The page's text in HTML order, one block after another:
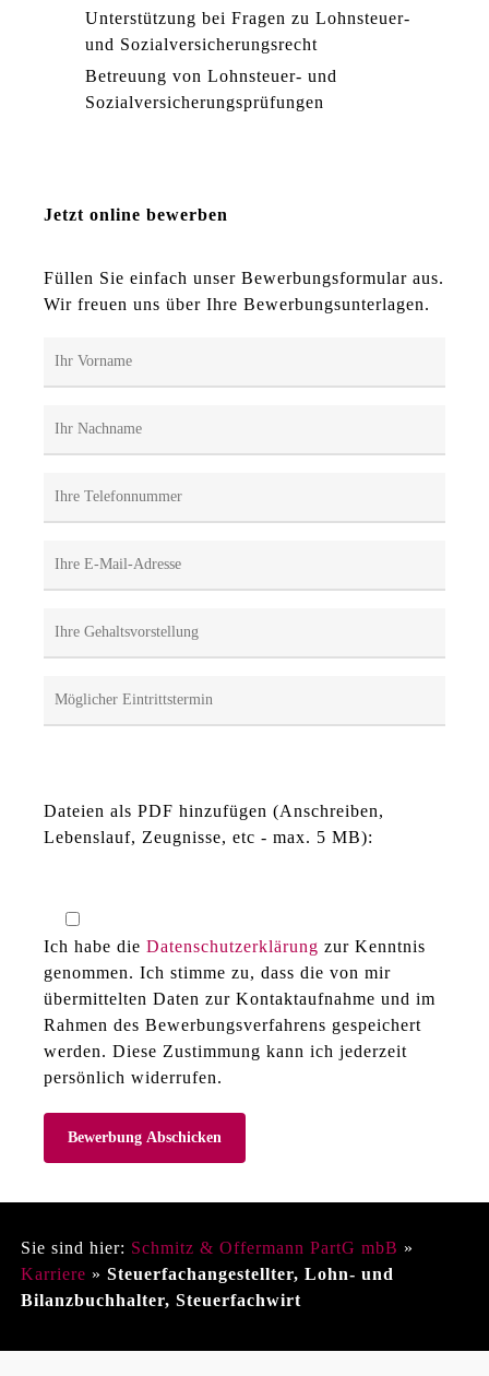
Unterstützung bei Fragen zu Lohnsteuer-
und Sozialversicherungsrecht
Betreuung von Lohnsteuer- und
Sozialversicherungsprüfungen
Jetzt online bewerben
Füllen Sie einfach unser Bewerbungsformular aus.
Wir freuen uns über Ihre Bewerbungsunterlagen.
Dateien als PDF hinzufügen (Anschreiben,
Lebenslauf, Zeugnisse, etc - max. 5 MB):
Ich habe dieDatenschutzerklärung zur Kenntnis
genommen. Ich stimme zu, dass die von mir
übermittelten Daten zur Kontaktaufnahme und im
Rahmen des Bewerbungsverfahrens gespeichert
werden. Diese Zustimmung kann ich jederzeit
persönlich widerrufen.
Sie sind hier: Schmitz & Offermann PartG mbB »
Karriere » Steuerfachangestellter, Lohn- und
Bilanzbuchhalter, Steuerfachwirt